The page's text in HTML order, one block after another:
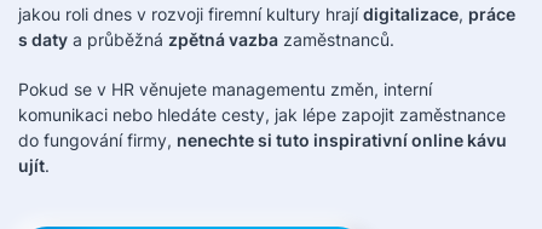
jakou roli dnes v rozvoji firemní kultury hrajídigitalizace, práce
s daty a průběžná zpětná vazba zaměstnanců.
Pokud se v HR věnujete managementu změn, interní
komunikaci nebo hledáte cesty, jak lépe zapojit zaměstnance
do fungování firmy, nenechte si tuto inspirativní online kávu
ujít.